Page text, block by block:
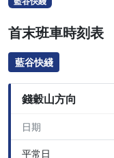
首末班車時刻表
藍谷快綫
錢穀山方向
日期
平常日